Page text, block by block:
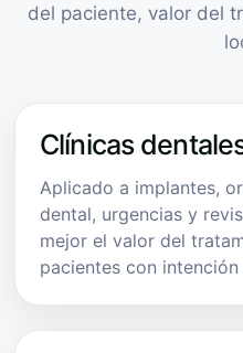
del paciente, valor del
Clínicas
Aplicado a implantes,
dental, urgencias y
mejor el valor del
pacientes con intención